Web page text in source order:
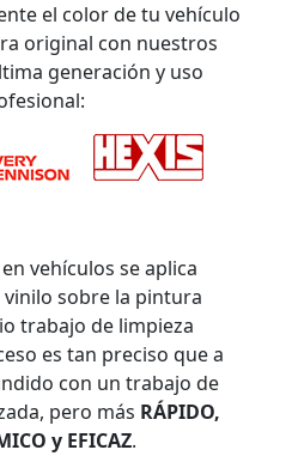
el color de tu vehículo
original con nuestros
generación y uso
vehículos se aplica
sobre la pintura
trabajo de limpieza
es tan preciso que a
con un trabajo de
pero más RÁPIDO,
y EFICAZ.